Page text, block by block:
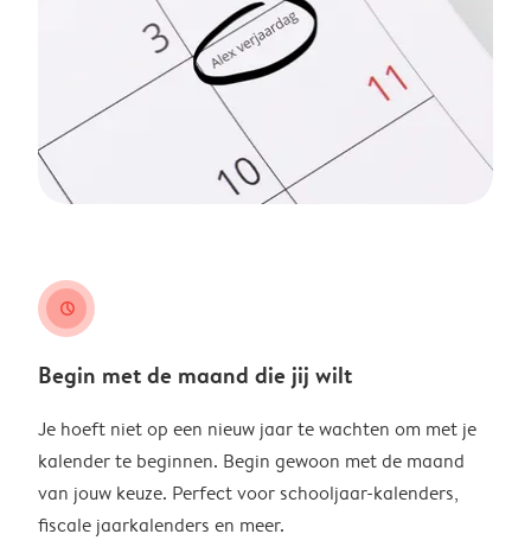
clock
Begin met de maand die jij wilt
Je hoeft niet op een nieuw jaar te wachten om met je
kalender te beginnen. Begin gewoon met de maand
van jouw keuze. Perfect voor schooljaar-kalenders,
fiscale jaarkalenders en meer.